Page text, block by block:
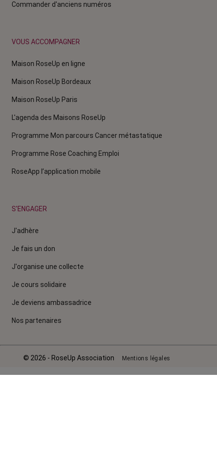
Commander d'anciens numéros
VOUS ACCOMPAGNER
Maison RoseUp en ligne
Maison RoseUp Bordeaux
Maison RoseUp Paris
L'agenda des Maisons RoseUp
Programme Mon parcours Cancer métastatique
Programme Rose Coaching Emploi
RoseApp l’application mobile
S'ENGAGER
J'adhère
Je fais un don
J'organise une collecte
Je cours solidaire
Je deviens ambassadrice
Nos partenaires
© 2026 - RoseUp Association Mentions légales